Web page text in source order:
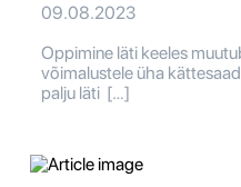
09.08.2023
Oppimine läti keeles
võimalustele üha
palju läti […]